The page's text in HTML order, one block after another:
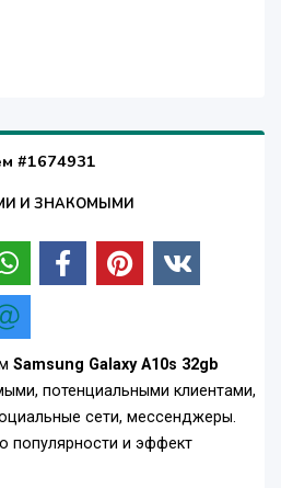
#1674931
И ЗНАКОМЫМИ
Samsung Galaxy A10s 32gb
потенциальными клиентами,
сети, мессенджеры.
популярности и эффект